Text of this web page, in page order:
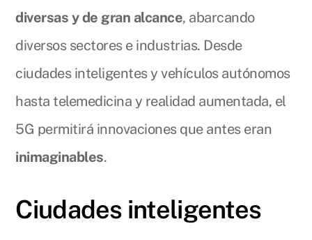
diversas y de gran alcance, abarcando
diversos sectores e industrias. Desde
ciudades inteligentes y vehículos autónomos
hasta telemedicina y realidad aumentada, el
5G permitirá innovaciones que antes eran
inimaginables.
Ciudades inteligentes